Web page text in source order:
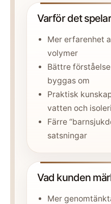
Varför det
Mer erfarenhet
volymer
Bättre
byggas om
Praktisk
vatten och
Färre
satsningar
Vad kunden
Mer